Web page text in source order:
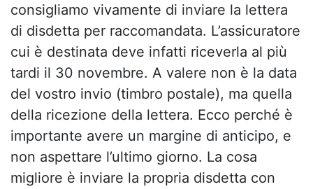
consigliamo vivamente di inviare la lettera
di disdetta per raccomandata. L’assicuratore
cui è destinata deve infatti riceverla al più
tardi il 30 novembre. A valere non è la data
del vostro invio (timbro postale), ma quella
della ricezione della lettera. Ecco perché è
importante avere un margine di anticipo, e
non aspettare l’ultimo giorno. La cosa
migliore è inviare la propria disdetta con